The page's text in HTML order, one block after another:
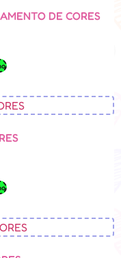
DE CORES